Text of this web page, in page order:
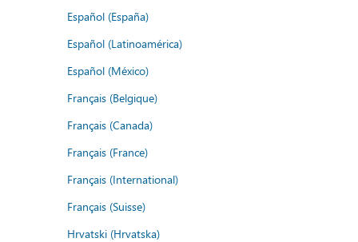
Español (España)
Español (Latinoamérica)
Español (México)
Français (Belgique)
Français (Canada)
Français (France)
Français (International)
Français (Suisse)
Hrvatski (Hrvatska)